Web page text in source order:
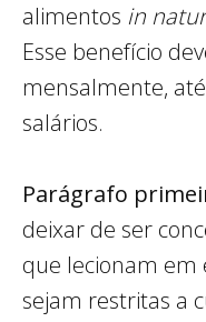
alimentos in
Esse benefício
mensalmente,
salários.
Parágrafo
deixar de ser
que lecionam em
sejam restritas a